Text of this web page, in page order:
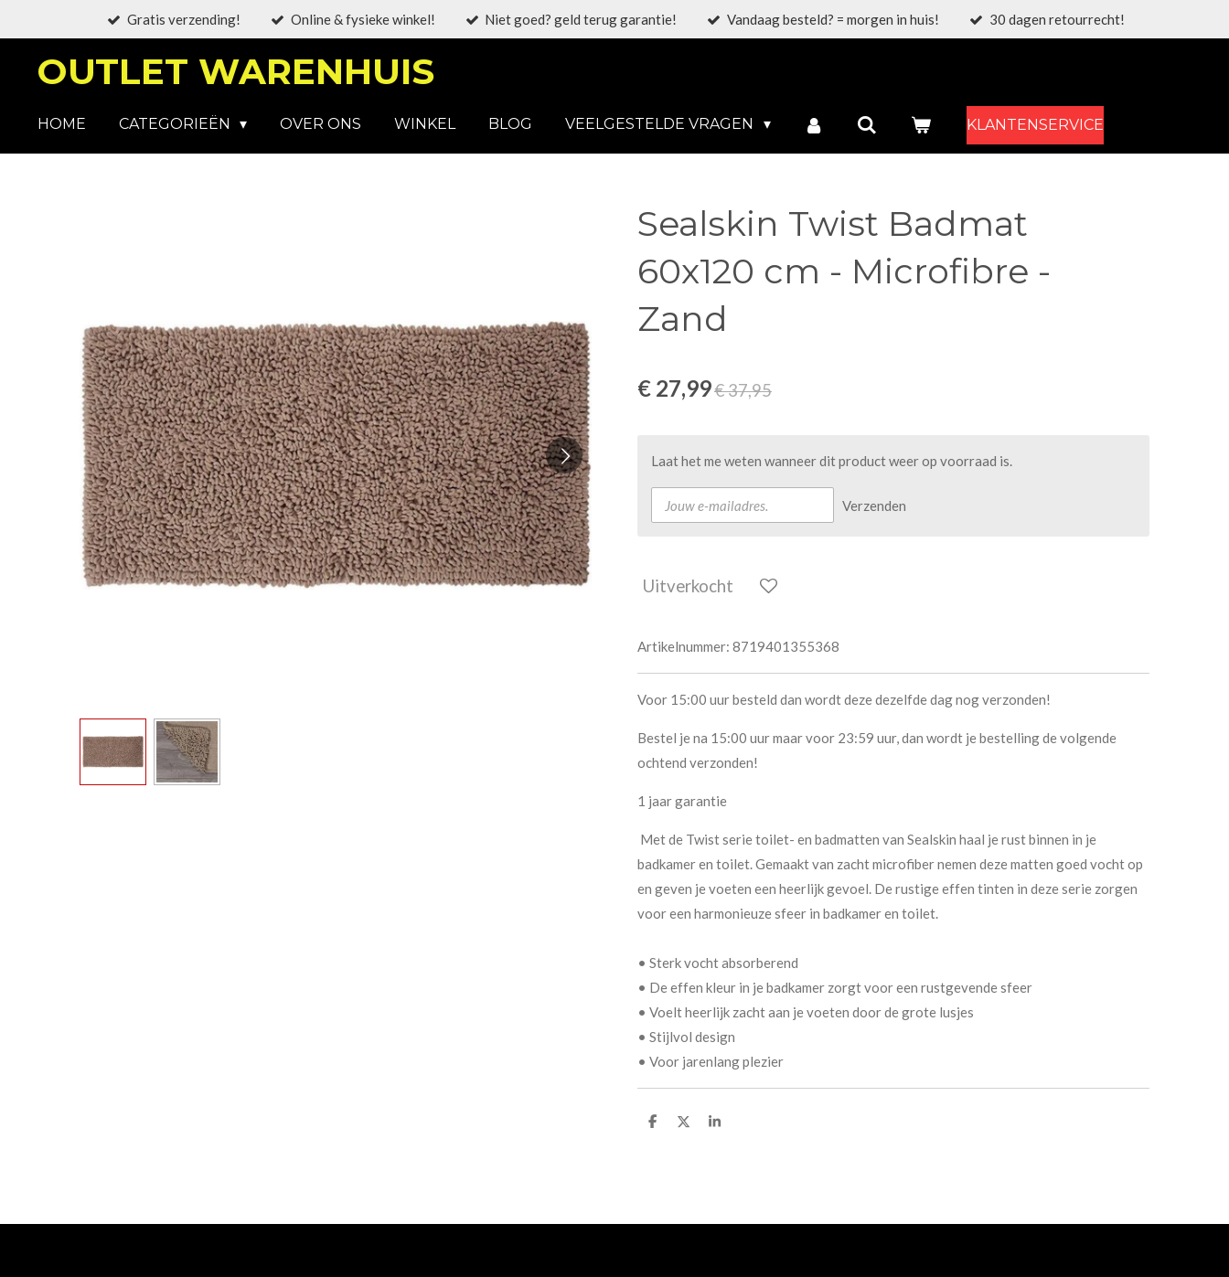
hoofdinhoud
Gratis verzending! Online & fysieke winkel! Niet goed? geld terug garantie! Vandaag besteld? = morgen in huis! 30 dagen retourrecht!
OUTLET WARENHUIS
HOME CATEGORIEËN OVER ONS WINKEL BLOG VEELGESTELDE VRAGEN KLANTENSERVICE
Sealskin Twist Badmat
60x120 cm - Microfibre -
Zand
€ 27,99€ 37,95
Laat het me weten wanneer dit product weer op voorraad is.
Verzenden
Uitverkocht
Artikelnummer: 8719401355368
Voor 15:00 uur besteld dan wordt deze dezelfde dag nog verzonden!
Bestel je na 15:00 uur maar voor 23:59 uur, dan wordt je bestelling de volgende
ochtend verzonden!
1 jaar garantie
Met de Twist serie toilet- en badmatten van Sealskin haal je rust binnen in je
badkamer en toilet. Gemaakt van zacht microfiber nemen deze matten goed vocht op
en geven je voeten een heerlijk gevoel. De rustige effen tinten in deze serie zorgen
voor een harmonieuze sfeer in badkamer en toilet.
• Sterk vocht absorberend
• De effen kleur in je badkamer zorgt voor een rustgevende sfeer
• Voelt heerlijk zacht aan je voeten door de grote lusjes
• Stijlvol design
• Voor jarenlang plezier
D
D
S